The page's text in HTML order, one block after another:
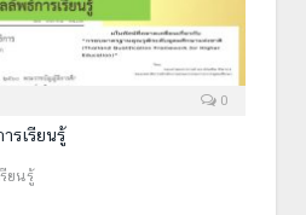
0
รเรียนรู้
ยนรู้